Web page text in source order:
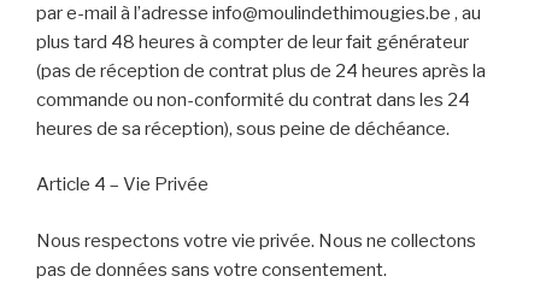
par e-mail à l’adresse info@moulindethimougies.be , au
plus tard 48 heures à compter de leur fait générateur
(pas de réception de contrat plus de 24 heures après la
commande ou non-conformité du contrat dans les 24
heures de sa réception), sous peine de déchéance.
Article 4 – Vie Privée
Nous respectons votre vie privée. Nous ne collectons
pas de données sans votre consentement.